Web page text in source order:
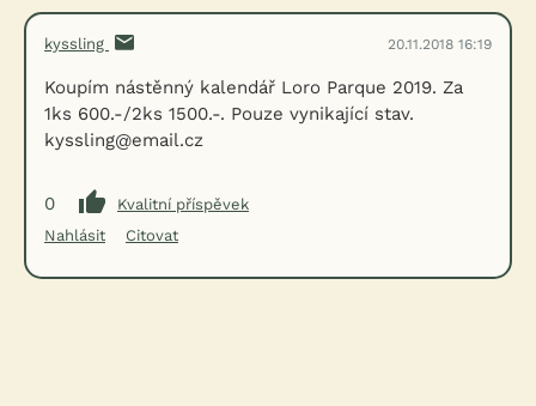
kyssling 20.11.2018 16:19
Koupím nástěnný kalendář Loro Parque 2019. Za
1ks 600.-/2ks 1500.-. Pouze vynikající stav.
kyssling@email.cz
0
Kvalitní příspěvek
Nahlásit
Citovat